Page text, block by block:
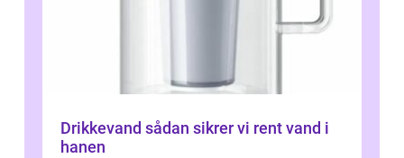
Drikkevand sådan sikrer vi rent vand i
hanen